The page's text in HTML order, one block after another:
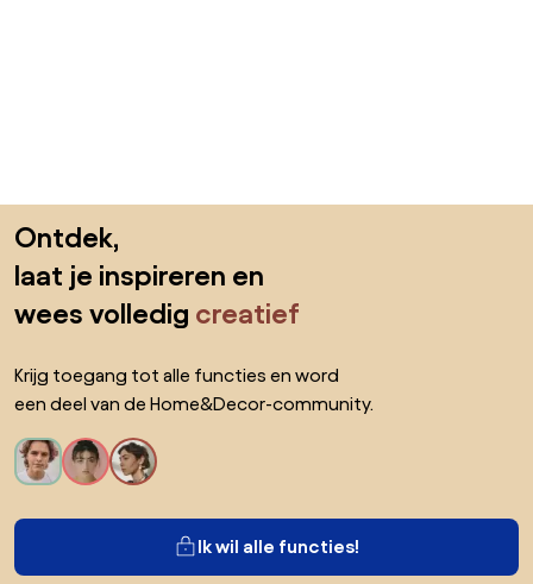
Ontdek,
laat je inspireren en
wees volledig creatief
Krijg toegang tot alle functies en word
een deel van de Home&Decor-community.
Ik wil alle functies!